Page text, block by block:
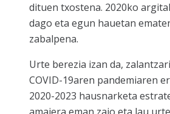
dituen txostena. 2020ko
dago eta egun hauetan
zabalpena.
Urte berezia izan da,
COVID-19aren pandemiaren
2020-2023 hausnarketa